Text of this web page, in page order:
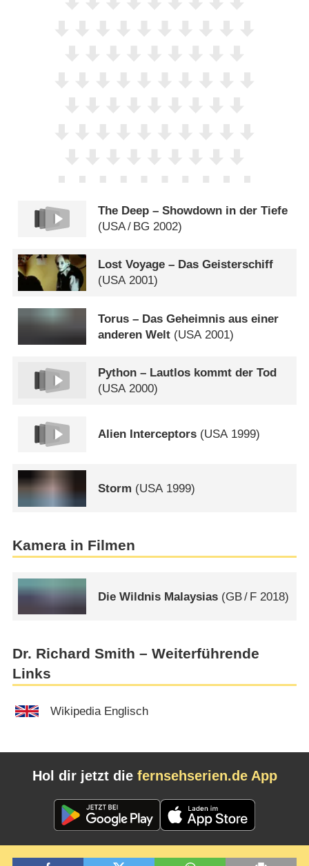
The Deep – Showdown in der Tiefe
(USA/ BG 2002)
Lost Voyage – Das Geisterschiff
(USA2001)
Torus – Das Geheimnis aus einer
anderen Welt (USA 2001)
Python – Lautlos kommt der Tod
(USA 2000)
Alien Interceptors (USA1999)
Storm (USA 1999)
Kamera in Filmen
Die Wildnis Malaysias (GB/ F 2018)
Dr. Richard Smith – Weiterführende
Links
Wikipedia Englisch
Hol dir jetzt die fernsehserien.de App